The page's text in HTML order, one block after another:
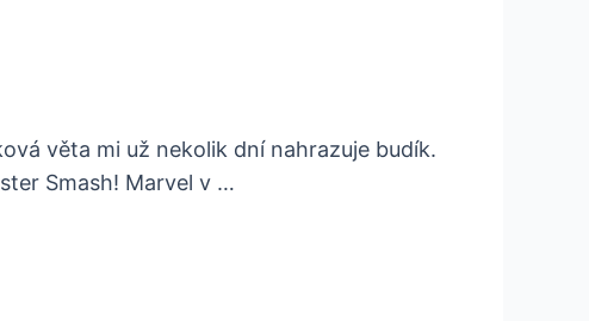
věta mi už nekolik dní nahrazuje budík.
Smash! Marvel v …